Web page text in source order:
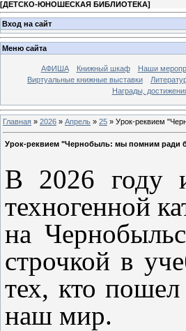
[ДЕТСКО-ЮНОШЕСКАЯ БИБЛИОТЕКА]
Вход на сайт
Меню сайта
АФИША Книжный шкаф Наши
Виртуальные книжные выставки
Награды,
Главная » 2026 » Апрель » 25 » Урок-реквием
Урок-реквием "Чернобыль: мы помним ради
В 2026 году
техногенной
на
строчкой в
тех, кто
наш мир.